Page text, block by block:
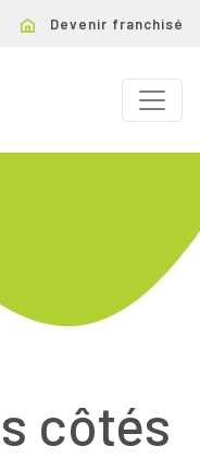
Devenir franchisé
côtés